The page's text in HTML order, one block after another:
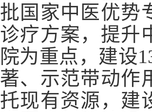
批国家中医优势
诊疗方案，提升
院为重点，建设
著、示范带动作
托现有资源，建